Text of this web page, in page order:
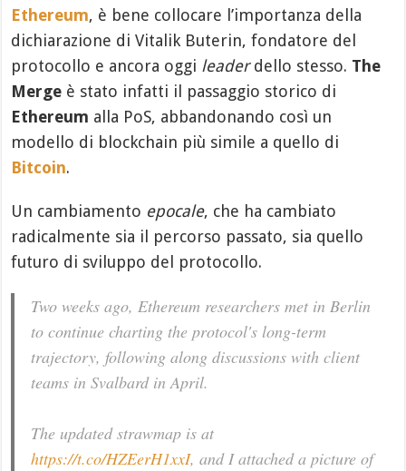
Ethereum, è bene collocare l’importanza della
dichiarazione di Vitalik Buterin, fondatore del
protocollo e ancora oggi leaderdello stesso. The
Merge è stato infatti il passaggio storico di
Ethereum alla PoS, abbandonando così un
modello di blockchain più simile a quello di
Bitcoin.
Un cambiamento epocale, che ha cambiato
radicalmente sia il percorso passato, sia quello
futuro di sviluppo del protocollo.
Two weeks ago, Ethereum researchers met in Berlin
to continue charting the protocol's long-term
trajectory, following along discussions with client
teams in Svalbard in April.
The updated strawmap is at
https://t.co/HZEerH1xxI, and I attached a picture of